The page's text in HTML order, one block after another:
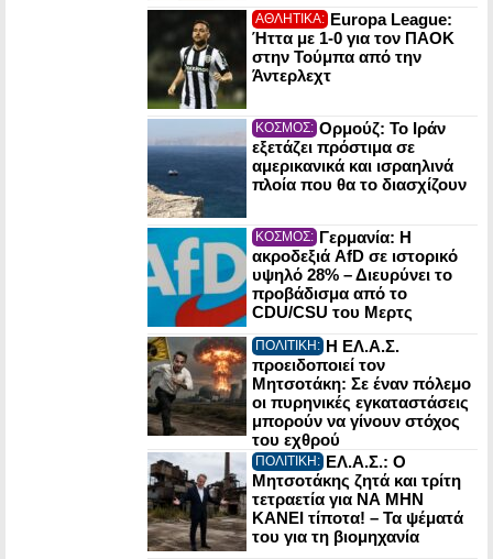
ΑΘΛΗΤΙΚΑ: Europa League:
Ήττα με 1-0 για τον ΠΑΟΚ
στην Τούμπα από την
Άντερλεχτ
ΚΟΣΜΟΣ: Ορμούζ: Το Ιράν
εξετάζει πρόστιμα σε
αμερικανικά και ισραηλινά
πλοία που θα το διασχίζουν
ΚΟΣΜΟΣ: Γερμανία: Η
ακροδεξιά AfD σε ιστορικό
υψηλό 28% – Διευρύνει το
προβάδισμα από το
CDU/CSU του Μερτς
ΠΟΛΙΤΙΚΗ: Η ΕΛ.Α.Σ.
προειδοποιεί τον
Μητσοτάκη: Σε έναν πόλεμο
οι πυρηνικές εγκαταστάσεις
μπορούν να γίνουν στόχος
του εχθρού
ΠΟΛΙΤΙΚΗ: ΕΛ.Α.Σ.: Ο
Μητσοτάκης ζητά και τρίτη
τετραετία για ΝΑ ΜΗΝ
ΚΑΝΕΙ τίποτα! – Τα ψέματά
του για τη βιομηχανία